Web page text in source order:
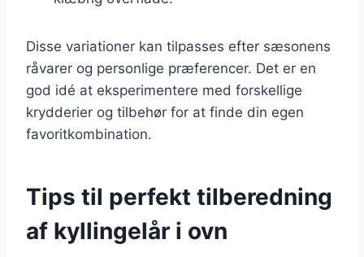
Disse variationer kan tilpasses efter sæsonens
råvarer og personlige præferencer. Det er en
god idé at eksperimentere med forskellige
krydderier og tilbehør for at finde din egen
favoritkombination.
Tips til perfekt tilberedning
af kyllingelår i ovn